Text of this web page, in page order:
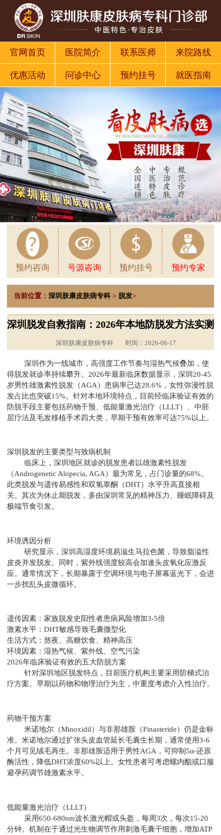
官网首页 医院简介 联系医师 来院路线
优惠活动 问诊中心 预约挂号 就医指南
预约咨询 号源咨询 预约挂号 预约专家
当前位置： 深圳肤康皮肤病专科 > 脱发>
深圳脱发自救指南：2026年本地防脱发方法实测
深圳肤康皮肤病专科 时间：2026-06-17
深圳作为一线城市，高强度工作节奏与湿热气候叠加，使
得脱发就诊率持续攀升。2026年最新临床数据显示，深圳20-45
岁男性雄激素性脱发（AGA）患病率已达28.6%，女性弥漫性脱
发占比也突破15%。针对本地环境特点，目前经临床验证有效的
防脱手段主要包括药物干预、低能量激光治疗（LLLT）、中胚
层疗法及毛发移植手术四大类，早期干预有效率可达75%以上。
深圳脱发的主要类型与致病机制
临床上，深圳地区就诊的脱发患者以雄激素性脱发
（Androgenetic Alopecia, AGA）最为常见，占门诊量的68%。
此类脱发与遗传易感性和双氢睾酮（DHT）水平升高直接相
关。其次为休止期脱发，多由深圳常见的精神压力、睡眠障碍及
极端节食引发。
环境诱因分析
研究显示，深圳高湿度环境易滋生马拉色菌，导致脂溢性
皮炎并发脱发。同时，紫外线强度较高会加速头皮氧化应激反
应。通常情况下，长期暴露于空调环境与电子屏幕蓝光下，会进
一步扰乱头皮微循环。
遗传因素：家族脱发史阳性者患病风险增加3-5倍
激素水平：DHT敏感导致毛囊微型化
生活方式：熬夜、高糖饮食、精神高压
环境因素：湿热气候、紫外线、空气污染
2026年临床验证有效的五大防脱方案
针对深圳地区脱发特点，目前医疗机构主要采用阶梯式治
疗方案。早期以药物和物理治疗为主，中重度考虑介入性治疗。
药物干预方案
米诺地尔（Minoxidil）与非那雄胺（Finasteride）仍是金标
准。米诺地尔通过扩张头皮血管延长毛囊生长期，通常使用3-6
个月可见绒毛再生。非那雄胺适用于男性AGA，可抑制5α-还原
酶活性，降低DHT浓度60%以上。女性患者可考虑螺内酯或口服
避孕药调节雄激素水平。
低能量激光治疗（LLLT）
采用650-680nm波长激光帽或头盔，每周3次，每次15-20
分钟。机制在于通过光生物调节作用刺激毛囊干细胞，增加ATP